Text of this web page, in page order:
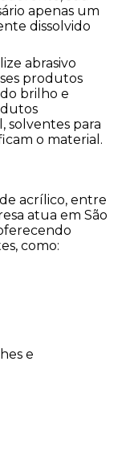
apenas um
dissolvido
abrasivo
produtos
brilho e
solventes para
o material.
acrílico, entre
atua em São
como:
e